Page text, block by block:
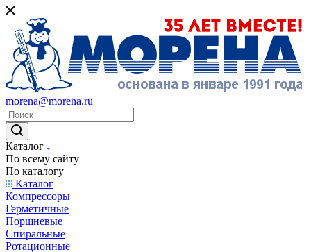
morena@morena.ru
Каталог
По всему сайту
По каталогу
Каталог
Компрессоры
Герметичные
Поршневые
Спиральные
Ротационные